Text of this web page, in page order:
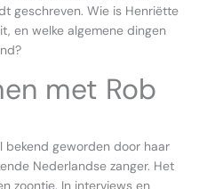
geschreven. Wie is Henriëtte
en welke algemene dingen
met Rob
bekend geworden door haar
Nederlandse zanger. Het
zoontje. In interviews en